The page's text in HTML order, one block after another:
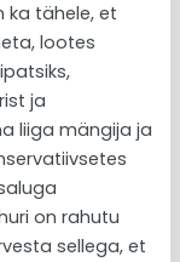
ka tähele, et
lootes
ja
liiga mängija ja
on rahutu
sellega, et